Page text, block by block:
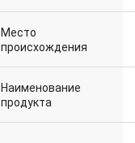
Место
происхождения
Наименование
продукта